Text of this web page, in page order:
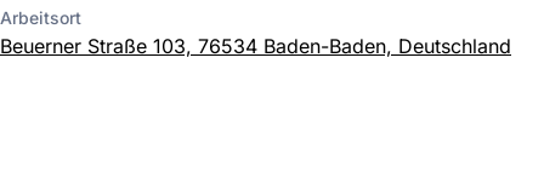
Arbeitsort
Beuerner Straße 103, 76534 Baden-Baden, Deutschland